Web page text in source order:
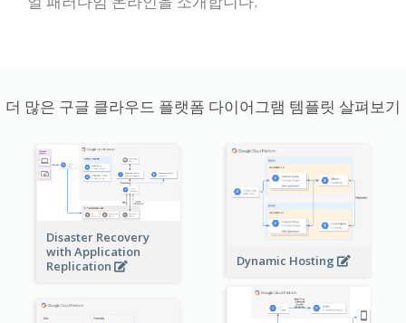
더 많은 구글 클라우드 플랫폼 다이어그램 템플릿 살펴보기
Disaster Recovery
with Application
Replication
Dynamic Hosting